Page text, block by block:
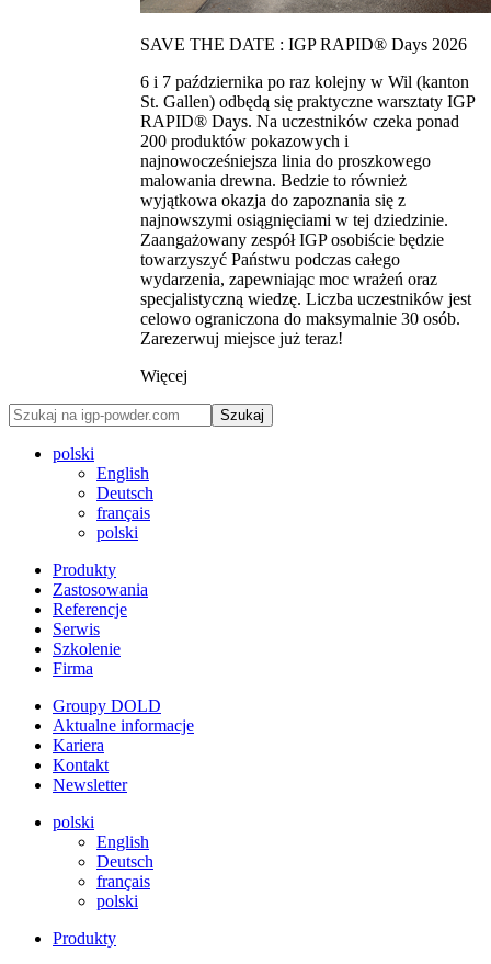
SAVE THE DATE : IGP RAPID® Days 2026
6 i 7 października po raz kolejny w Wil (kanton
St. Gallen) odbędą się praktyczne warsztaty IGP
RAPID® Days. Na uczestników czeka ponad
200 produktów pokazowych i
najnowocześniejsza linia do proszkowego
malowania drewna. Bedzie to również
wyjątkowa okazja do zapoznania się z
najnowszymi osiągnięciami w tej dziedzinie.
Zaangażowany zespół IGP osobiście będzie
towarzyszyć Państwu podczas całego
wydarzenia, zapewniając moc wrażeń oraz
specjalistyczną wiedzę. Liczba uczestników jest
celowo ograniczona do maksymalnie 30 osób.
Zarezerwuj miejsce już teraz!
Więcej
Szukaj
polski
English
Deutsch
français
polski
Produkty
Zastosowania
Referencje
Serwis
Szkolenie
Firma
Groupy DOLD
Aktualne informacje
Kariera
Kontakt
Newsletter
polski
English
Deutsch
français
polski
Produkty